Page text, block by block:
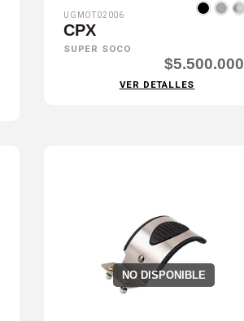
UGMOT02006
CPX
SUPER SOCO
$5.500.000
VER DETALLES
NO DISPONIBLE